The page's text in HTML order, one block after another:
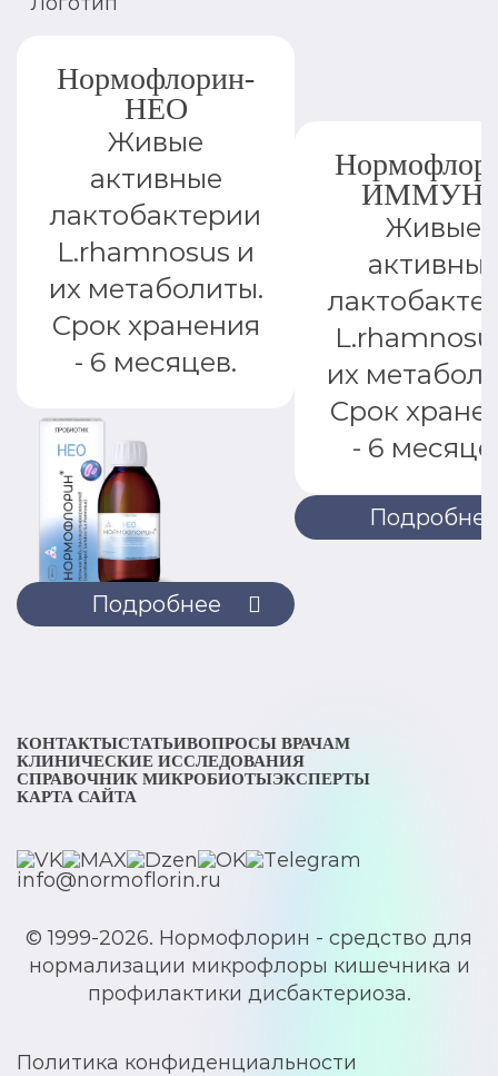
Подробнее
Нормофлорин-
НЕО
Живые
активные
лактобактерии
L.rhamnosus и
их метаболиты.
Срок хранения
- 6 месяцев.
Подробнее
Живые
их
Срок
- 6
КОНТАКТЫСТАТЬИВОПРОСЫ ВРАЧАМ
КЛИНИЧЕСКИЕ ИССЛЕДОВАНИЯ
СПРАВОЧНИК МИКРОБИОТЫЭКСПЕРТЫ
КАРТА САЙТА
info@normoflorin.ru
© 1999-2026. Нормофлорин - средство для
нормализации микрофлоры кишечника и
профилактики дисбактериоза.
Политика конфиденциальности